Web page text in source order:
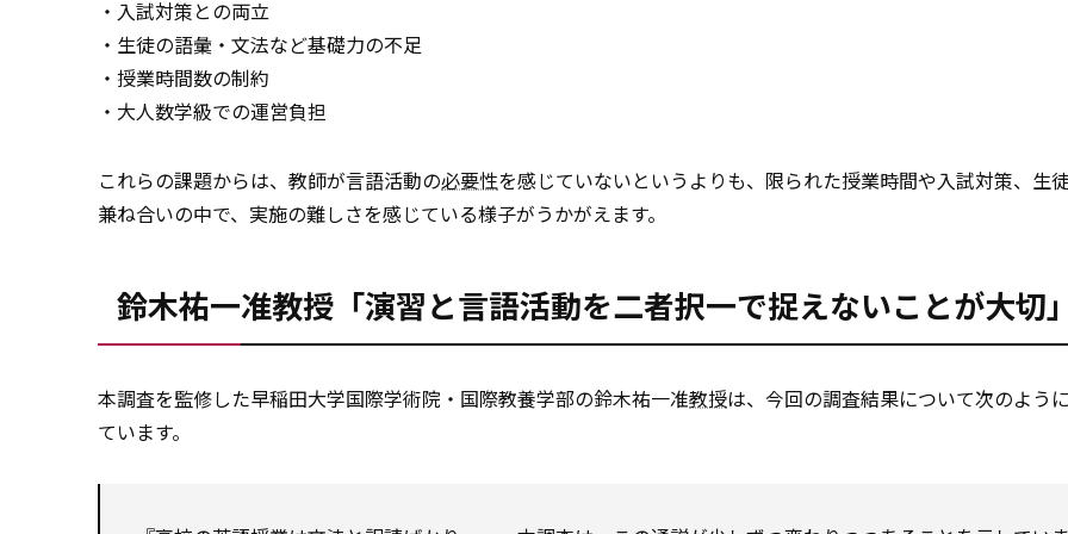
・入試対策との両立
・生徒の語彙・文法など基礎力の不足
・授業時間数の制約
・大人数学級での運営負担
これらの課題からは、教師が言語活動の必要性を感じていないというよりも、限られた授業時間や入試対策、生
兼ね合いの中で、実施の難しさを感じている様子がうかがえます。
鈴木祐一准教授「演習と言語活動を二者択一で捉えないことが大切」
本調査を監修した早稲田大学国際学術院・国際教養学部の鈴木祐一准教授は、今回の調査結果について次のよう
ています。